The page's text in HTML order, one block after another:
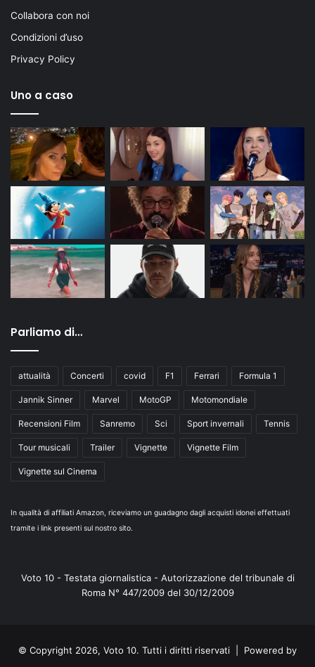
Collabora con noi
Condizioni d’uso
Privacy Policy
Uno a caso
Parliamo di…
attualità Concerti covid F1 Ferrari Formula 1
Jannik Sinner Marvel MotoGP Motomondiale
Recensioni Film Sanremo Sci Sport invernali Tennis
Tour musicali Trailer Vignette Vignette Film
Vignette sul Cinema
In qualità di affiliati Amazon, riceviamo un guadagno dagli acquisti idonei effettuati
tramite i link presenti sul nostro sito.
Voto 10 - Testata giornalistica - Autorizzazione del tribunale di
Roma N° 447/2009 del 30/12/2009
© Copyright 2026, Voto 10. Tutti i diritti riservati | Powered by